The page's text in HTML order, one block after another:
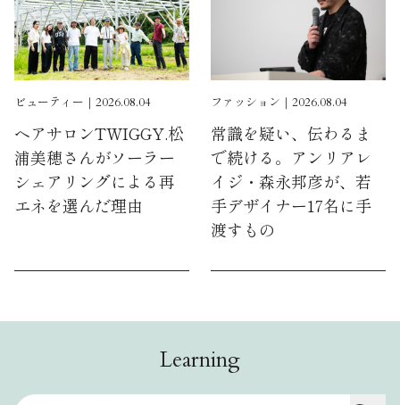
ビューティー｜2026.08.04
ヘアサロンTWIGGY.松
浦美穂さんがソーラー
シェアリングによる再
エネを選んだ理由
ファッション｜2026.08.04
常識を疑い、伝わるま
で続ける。アンリアレ
イジ・森永邦彦が、若
手デザイナー17名に手
渡すもの
Learning